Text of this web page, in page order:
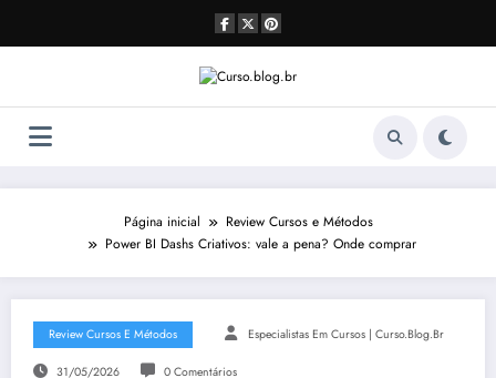
o
Página inicial
Review Cursos e Métodos
Power BI Dashs Criativos: vale a pena? Onde comprar
Review Cursos E Métodos Especialistas Em Cursos | Curso.blog.br
31/05/2026 0 Comentários